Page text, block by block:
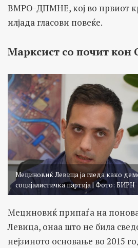
ВМРО-ДПМНЕ, кој во првиот
илјада гласови повеќе.
Марксист со почит кон
Мециновиќ Левица ја гледа како
социјалистичка партија | Фото: БИРН
Мециновиќ припаѓа на
Левица, онаа што не била
нејзиното основање во 2015